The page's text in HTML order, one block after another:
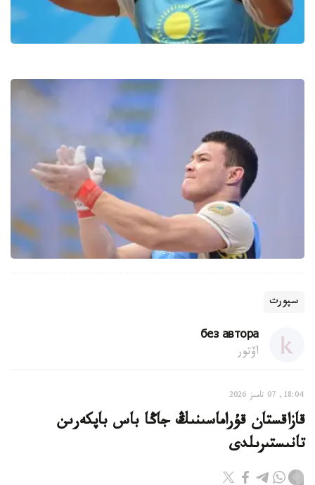
سپورت
без автора
اۆتور
18:04, 07 تامىز 2026
قازاقستان قۇراماسىنىڭ جاڭا باس باپكەرىن
تانىستىرىلدى